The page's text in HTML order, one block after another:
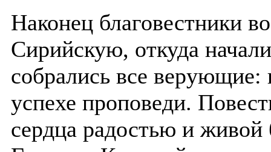
Наконец благовестники
Сирийскую, откуда
собрались все
успехе проповеди.
сердца радостью и